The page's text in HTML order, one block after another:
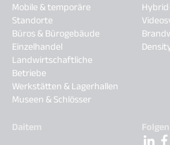
Mobile & temporäre
Standorte
Büros & Bürogebäude
Einzelhandel
Landwirtschaftliche
Betriebe
Werkstätten & Lagerhallen
Museen & Schlösser
Daitem